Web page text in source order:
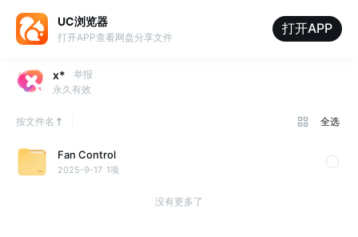
UC浏览器
打开APP查看网盘分享文件
打开APP
x*
举报
永久有效
按文件名 全选
Fan Control
2025-9-17 1项
没有更多了